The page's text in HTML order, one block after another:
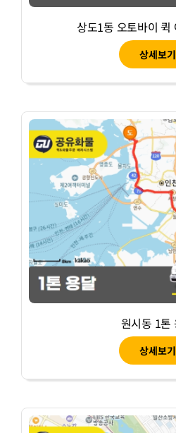
상도1동 오토바이 퀵
상세보기
원시동 1톤
상세보기